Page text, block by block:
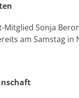
Mitglied Sonja
am Samstag in